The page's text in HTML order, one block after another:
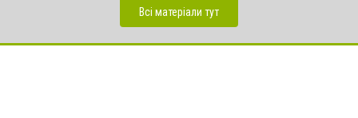
Всі матеріали тут